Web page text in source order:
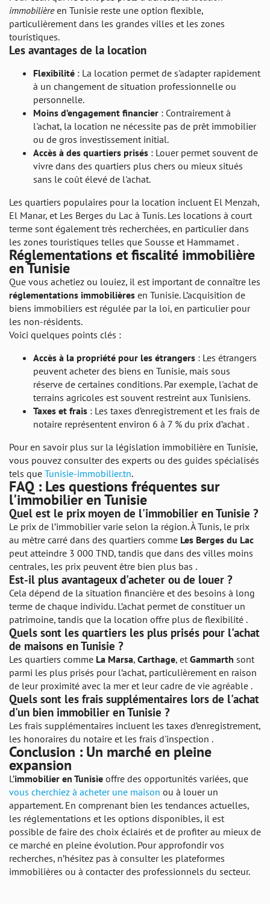
immobilièreen Tunisie reste une option flexible,
particulièrement dans les grandes villes et les zones
touristiques.
Les avantages de la location
Flexibilité : La location permet de s'adapter rapidement
à un changement de situation professionnelle ou
personnelle.
Moins d’engagement financier : Contrairement à
l'achat, la location ne nécessite pas de prêt immobilier
ou de gros investissement initial.
Accès à des quartiers prisés : Louer permet souvent de
vivre dans des quartiers plus chers ou mieux situés
sans le coût élevé de l'achat.
Les quartiers populaires pour la location incluent El Menzah,
El Manar, et Les Berges du Lac à Tunis. Les locations à court
terme sont également très recherchées, en particulier dans
les zones touristiques telles que Sousse et Hammamet .
Réglementations et fiscalité immobilière
en Tunisie
Que vous achetiez ou louiez, il est important de connaître les
réglementations immobilières en Tunisie. L’acquisition de
biens immobiliers est régulée par la loi, en particulier pour
les non-résidents.
Voici quelques points clés :
Accès à la propriété pour les étrangers : Les étrangers
peuvent acheter des biens en Tunisie, mais sous
réserve de certaines conditions. Par exemple, l'achat de
terrains agricoles est souvent restreint aux Tunisiens.
Taxes et frais : Les taxes d’enregistrement et les frais de
notaire représentent environ 6 à 7 % du prix d’achat .
Pour en savoir plus sur la législation immobilière en Tunisie,
vous pouvez consulter des experts ou des guides spécialisés
tels que Tunisie-immobilier.tn.
FAQ : Les questions fréquentes sur
l'immobilier en Tunisie
Quel est le prix moyen de l'immobilier en Tunisie ?
Le prix de l’immobilier varie selon la région. À Tunis, le prix
au mètre carré dans des quartiers comme Les Berges du Lac
peut atteindre 3 000 TND, tandis que dans des villes moins
centrales, les prix peuvent être bien plus bas .
Est-il plus avantageux d'acheter ou de louer ?
Cela dépend de la situation financière et des besoins à long
terme de chaque individu. L’achat permet de constituer un
patrimoine, tandis que la location offre plus de flexibilité .
Quels sont les quartiers les plus prisés pour l'achat
de maisons en Tunisie ?
Les quartiers comme La Marsa, Carthage, etGammarth sont
parmi les plus prisés pour l’achat, particulièrement en raison
de leur proximité avec la mer et leur cadre de vie agréable .
Quels sont les frais supplémentaires lors de l'achat
d'un bien immobilier en Tunisie ?
Les frais supplémentaires incluent les taxes d’enregistrement,
les honoraires du notaire et les frais d'inspection .
Conclusion : Un marché en pleine
expansion
L’immobilier en Tunisie offre des opportunités variées, que
vous cherchiez à acheter une maison ou à louer un
appartement. En comprenant bien les tendances actuelles,
les réglementations et les options disponibles, il est
possible de faire des choix éclairés et de profiter au mieux de
ce marché en pleine évolution. Pour approfondir vos
recherches, n’hésitez pas à consulter les plateformes
immobilières ou à contacter des professionnels du secteur.